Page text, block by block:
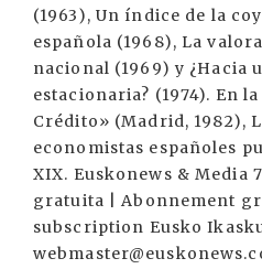
(1963), Un índice de la
española (1968), La
nacional (1969) y ¿Hacia
estacionaria? (1974). En
Crédito» (Madrid, 1982),
economistas españoles
XIX. Euskonews & Media
gratuita | Abonnement
subscription Eusko